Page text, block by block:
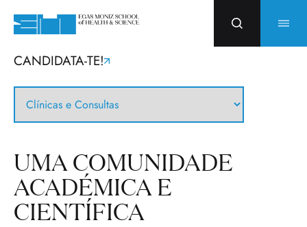
CANDIDATA-TE!
UMA COMUNIDADE
ACADÉMICA E
CIENTÍFICA